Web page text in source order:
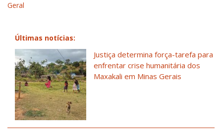
Geral
Últimas notícias:
Justiça determina força-tarefa para
enfrentar crise humanitária dos
Maxakali em Minas Gerais